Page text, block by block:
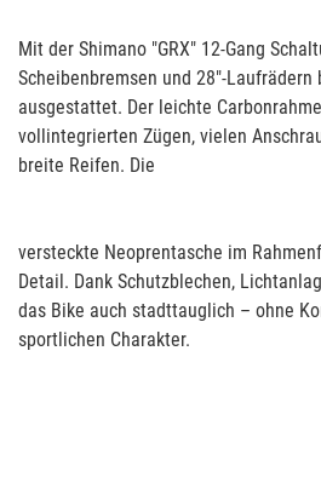
Mit der Shimano "GRX" 12-Gang
Scheibenbremsen und 28"-
ausgestattet. Der leichte
vollintegrierten Zügen, vielen
breite Reifen. Die
versteckte Neoprentasche im
Detail. Dank Schutzblechen,
das Bike auch stadttauglich – ohne
sportlichen Charakter.